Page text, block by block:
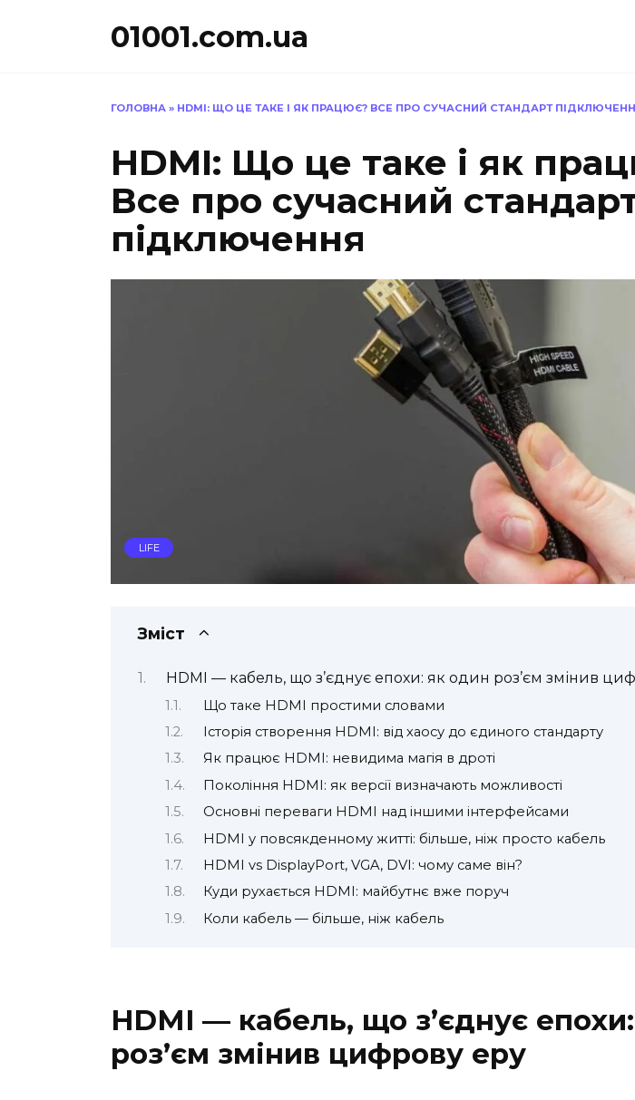
01001.com.ua
ГОЛОВНА » HDMI: ЩО ЦЕ ТАКЕ І ЯК ПРАЦЮЄ? ВСЕ ПРО СУЧАСНИЙ СТАНДАРТ
HDMI: Що це таке і як
Все про сучасний
підключення
LIFE
Зміст
HDMI — кабель, що з’єднує епохи: як один роз’єм змінив
Що таке HDMI простими словами
Історія створення HDMI: від хаосу до єдиного стандарту
Як працює HDMI: невидима магія в дроті
Покоління HDMI: як версії визначають можливості
Основні переваги HDMI над іншими інтерфейсами
HDMI у повсякденному житті: більше, ніж просто кабель
HDMI vs DisplayPort, VGA, DVI: чому саме він?
Куди рухається HDMI: майбутнє вже поруч
Коли кабель — більше, ніж кабель
HDMI — кабель, що з’єднує
роз’єм змінив цифрову еру